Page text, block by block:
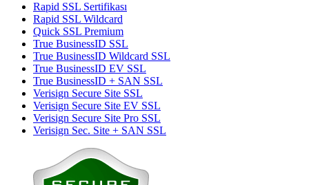
Rapid SSL Sertifikası
Rapid SSL Wildcard
Quick SSL Premium
True BusinessID SSL
True BusinessID Wildcard SSL
True BusinessID EV SSL
True BusinessID + SAN SSL
Verisign Secure Site SSL
Verisign Secure Site EV SSL
Verisign Secure Site Pro SSL
Verisign Sec. Site + SAN SSL